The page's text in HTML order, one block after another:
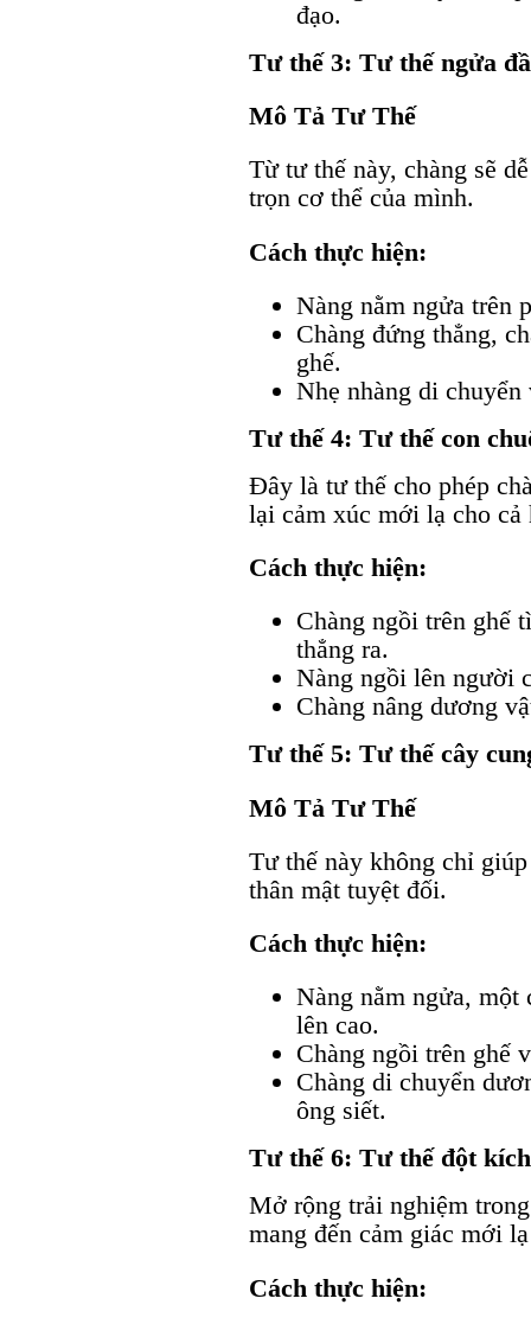
đạo.
Tư thế 3: Tư thế ngửa
Mô Tả Tư Thế
Từ tư thế này, chàng sẽ
trọn cơ thể của mình.
Cách thực hiện:
Nàng nằm ngửa trên
Chàng đứng thẳng,
ghế.
Nhẹ nhàng di chuyển
Tư thế 4: Tư thế con
Đây là tư thế cho phép
lại cảm xúc mới lạ cho cả
Cách thực hiện:
Chàng ngồi trên ghế
thẳng ra.
Nàng ngồi lên người
Chàng nâng dương
Tư thế 5: Tư thế cây
Mô Tả Tư Thế
Tư thế này không chỉ
thân mật tuyệt đối.
Cách thực hiện:
Nàng nằm ngửa, một
lên cao.
Chàng ngồi trên ghế
Chàng di chuyển
ông siết.
Tư thế 6: Tư thế đột kích
Mở rộng trải nghiệm
mang đến cảm giác mới
Cách thực hiện: